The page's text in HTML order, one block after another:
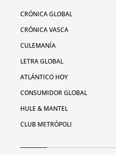
CRÓNICA GLOBAL
CRÓNICA VASCA
CULEMANÍA
LETRA GLOBAL
ATLÁNTICO HOY
CONSUMIDOR GLOBAL
HULE & MANTEL
CLUB METRÓPOLI